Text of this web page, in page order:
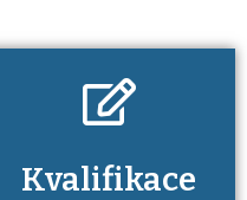
Kvalifikace